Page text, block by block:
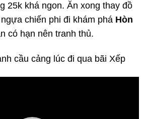
25k khá ngon. Ăn xong thay đồ
chiến phi đi khám phá Hòn
có hạn nên tranh thủ.
cầu cảng lúc đi qua bãi Xếp